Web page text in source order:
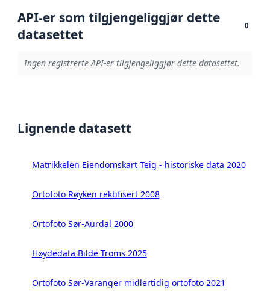
API-er som tilgjengeliggjør dette
datasettet
0
Ingen registrerte API-er tilgjengeliggjør dette datasettet.
Lignende datasett
Matrikkelen Eiendomskart Teig - historiske data 2020
Ortofoto Røyken rektifisert 2008
Ortofoto Sør-Aurdal 2000
Høydedata Bilde Troms 2025
Ortofoto Sør-Varanger midlertidig ortofoto 2021